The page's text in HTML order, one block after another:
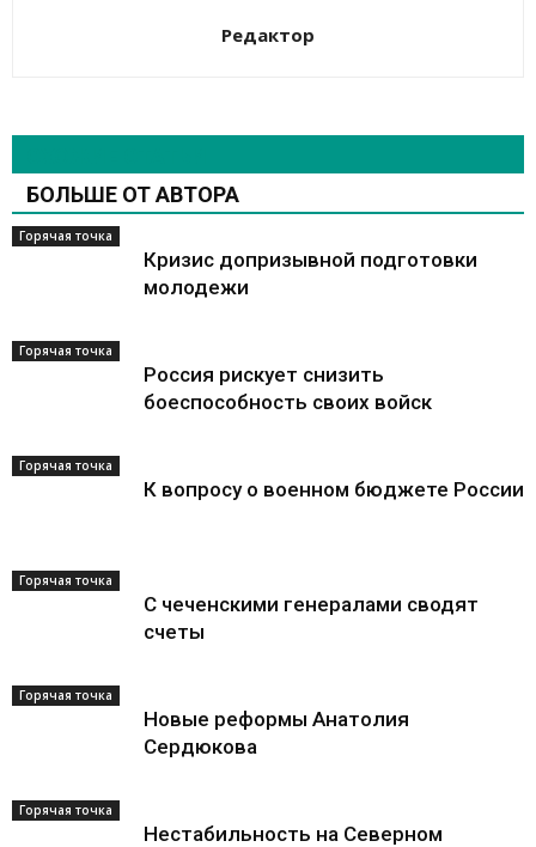
Редактор
БОЛЬШЕ ОТ АВТОРА
Горячая точка
Кризис допризывной подготовки
молодежи
Горячая точка
Россия рискует снизить
боеспособность своих войск
Горячая точка
К вопросу о военном бюджете России
Горячая точка
С чеченскими генералами сводят
счеты
Горячая точка
Новые реформы Анатолия
Сердюкова
Горячая точка
Нестабильность на Северном